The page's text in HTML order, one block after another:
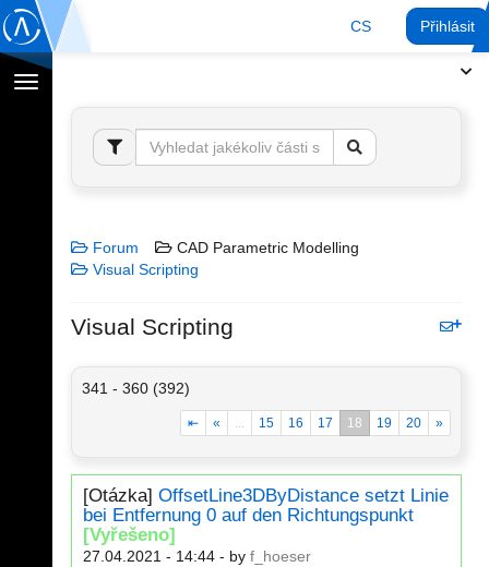
CS Přihlásit
Přepnout
navigaci
Forum
CAD Parametric Modelling
Visual Scripting
Visual Scripting
341 - 360 (392)
⇤ « ... 15 16 17 18 19 20 »
[Otázka] OffsetLine3DByDistance setzt Linie
bei Entfernung 0 auf den Richtungspunkt
[Vyřešeno]
27.04.2021 - 14:44 - by f_hoeser